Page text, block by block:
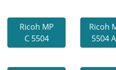
Ricoh MP
C 5504
Ricoh
5504